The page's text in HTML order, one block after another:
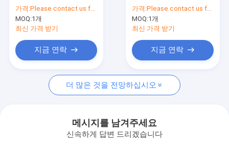
뉴스
경우
TFT LCD 디스플레이
IPS TFT LCD 디스플레이
ST7789 맞춤형 제조업
체 LCD 모듈
가격:Please contact us for latest price
MOQ:1개
최신 가격 받기
지금 연락
14 핀 350nit LCD 화면
가격:Please contact us for latest price
MOQ:1개
최신 가격 받기
지금 연락
더 많은 것을 전망하십시오
메시지를 남겨주세요
신속하게 답변 드리겠습니다